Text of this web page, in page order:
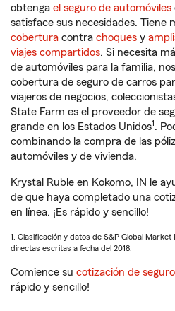
obtenga el seguro de automóviles
satisface sus necesidades. Tiene
cobertura contra choques y
viajes compartidos. Si necesita
de automóviles para la familia,
cobertura de seguro de carros
viajeros de negocios,
State Farm es el proveedor de
grande en los Estados Unidos1.
combinando la compra de las
automóviles y de vivienda.
Krystal Ruble en Kokomo, IN le
de que haya completado una
en línea. ¡Es rápido y sencillo!
1. Clasificación y datos de S&P Global
directas escritas a fecha del 2018.
Comience su cotización de
rápido y sencillo!